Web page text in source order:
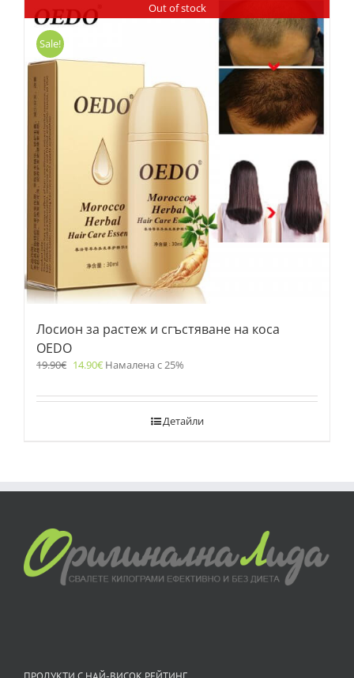
Out of stock
Sale!
Лосион за растеж и сгъстяване на коса
OEDO
19.90€ 14.90€ Намалена с 25%
Детайли